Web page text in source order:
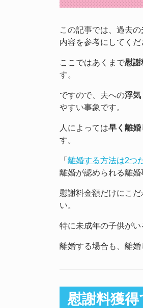
この記事では、過去の
内容を参考にしてくだ
ここではあくまで慰謝
す。
ですので、夫への浮気
やすい事象です。
人によっては早く離婚
す。
「 離婚する方法は2つ
離婚が認められる離婚
慰謝料金額だけにこ
い。
特に未成年の子供がい
離婚する場合も、離婚
慰謝料獲